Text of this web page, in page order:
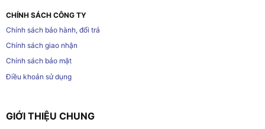
CHÍNH SÁCH CÔNG TY
Chính sách bảo hành, đổi trả
Chính sách giao nhận
Chính sách bảo mật
Điều khoản sử dụng
GIỚI THIỆU CHUNG